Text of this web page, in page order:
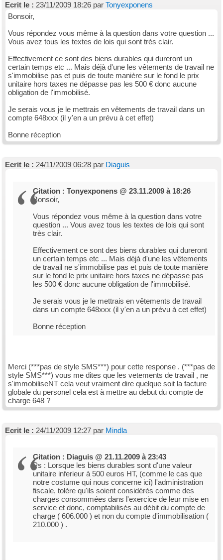
Ecrit le : 23/11/2009 18:26 par Tonyexponens
Bonsoir,
Vous répondez vous même à la question dans votre question ...
Vous avez tous les textes de lois qui sont très clair.
Effectivement ce sont des biens durables qui dureront un
certain temps etc ... Mais déjà d'une les vêtements de travail ne
s'immobilise pas et puis de toute manière sur le fond le prix
unitaire hors taxes ne dépasse pas les 500 € donc aucune
obligation de l'immobilisé.
Je serais vous je le mettrais en vêtements de travail dans un
compte 648xxx (il y'en a un prévu à cet effet)
Bonne réception
Ecrit le : 24/11/2009 06:28 par Diaguis
Citation : Tonyexponens @ 23.11.2009 à 18:26
Bonsoir,
Vous répondez vous même à la question dans votre
question ... Vous avez tous les textes de lois qui sont
très clair.
Effectivement ce sont des biens durables qui dureront
un certain temps etc ... Mais déjà d'une les vêtements
de travail ne s'immobilise pas et puis de toute manière
sur le fond le prix unitaire hors taxes ne dépasse pas
les 500 € donc aucune obligation de l'immobilisé.
Je serais vous je le mettrais en vêtements de travail
dans un compte 648xxx (il y'en a un prévu à cet effet)
Bonne réception
Merci (***pas de style SMS***) pour cette response . (***pas de
style SMS***) vous me dites que les vetements de travail , ne
s'immobiliseNT cela veut vraiment dire quelque soit la facture
globale du personel cela est à mettre au debut du compte de
charge 648 ?
Ecrit le : 24/11/2009 12:27 par Mindla
Citation : Diaguis @ 21.11.2009 à 23:43
Ps : Lorsque les biens durables sont d'une valeur
unitaire inferieur à 500 euros HT, (comme le cas que
notre costume qui nous concerne ici) l'administration
fiscale, tolère qu'ils soient considérés comme des
charges consommées dans l'exercice de leur mise en
service et donc, comptabilisés au débit du compte de
charge ( 606.000 ) et non du compte d'immobilisation (
210.000 ) .